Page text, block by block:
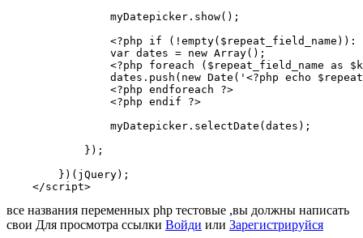
                myDatepicker.show();
<?php if (!empty($repeat_field_name)):
                var dates = new Array();
<?php foreach ($repeat_field_name as
dates.push(new Date('<?php echo
                <?php endforeach ?>
                <?php endif ?>
                myDatepicker.selectDate(dates);
            });
        })(jQuery);
    </script>
все названия переменных php тестовые ,вы должны написать
свои Для просмотра ссылки Войди или Зарегистрируйся